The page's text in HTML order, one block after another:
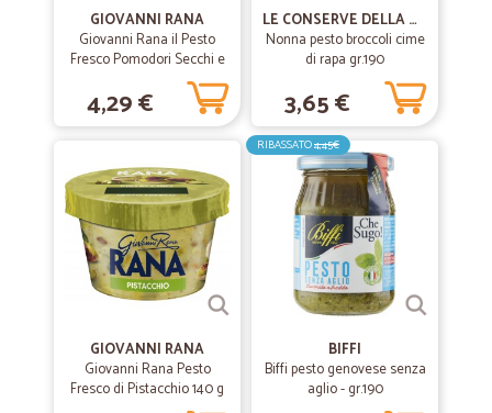
GIOVANNI RANA
Giovanni Rana il Pesto
Fresco Pomodori Secchi e
Pecorino 140 g
4,29 €
LE CONSERVE DELLA NONNA
Nonna pesto broccoli cime
di rapa gr.190
3,65 €
GIOVANNI RANA
Giovanni Rana Pesto
Fresco di Pistacchio 140 g
RIBASSATO4,45€
BIFFI
Biffi pesto genovese senza
aglio - gr.190